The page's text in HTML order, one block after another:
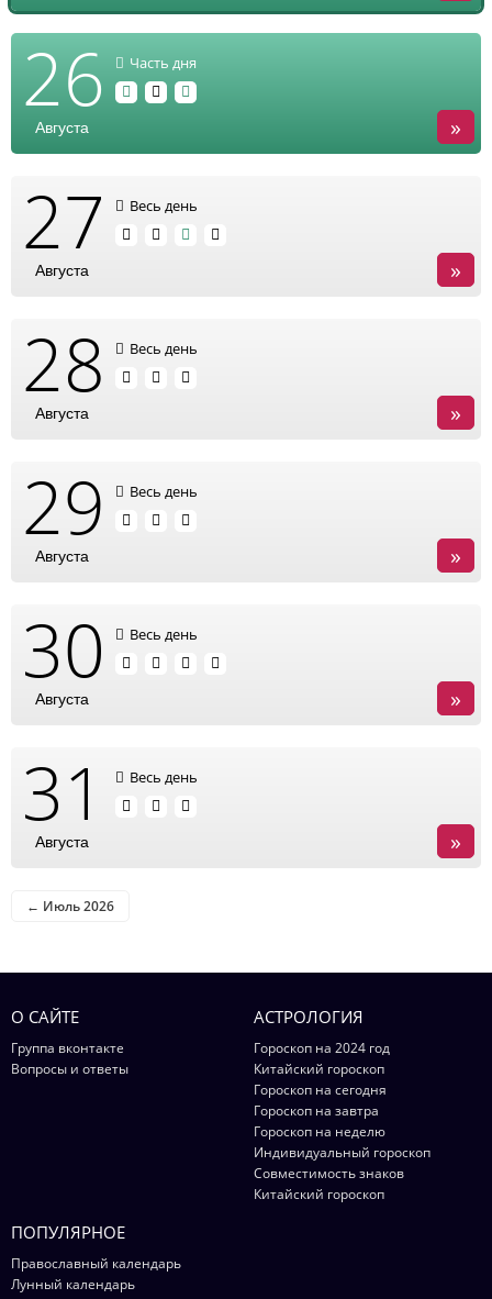
26
Августа
Часть дня
»
27
Августа
Весь день
»
28
Августа
Весь день
»
29
Августа
Весь день
»
30
Августа
Весь день
»
31
Августа
Весь день
»
← Июль 2026
О САЙТЕ
Группа вконтакте
Вопросы и ответы
АСТРОЛОГИЯ
Гороскоп на 2024 год
Китайский гороскоп
Гороскоп на сегодня
Гороскоп на завтра
Гороскоп на неделю
Индивидуальный гороскоп
Совместимость знаков
Китайский гороскоп
ПОПУЛЯРНОЕ
Православный календарь
Лунный календарь